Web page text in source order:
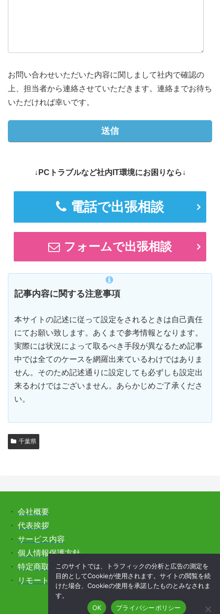
お問い合わせいただいた内容に関しまして社内で確認の
上、担当者から連絡させていただきます。連絡までお待ち
いただければ幸いです。
↓PCトラブルなど社内IT環境にお困りなら↓
電話で出張相談
フォームで出張相談
記事内容に関する注意事項
本サイトの記述に従って設定をされるときは自己責任
にてお願い致します。あくまで参考情報となります。
実際には状況によって取るべき手段が異なるため記事
中では全てのケースを網羅出来ているわけではありま
せん。そのため記述通りに設定しても必ずしも設定出
来るわけではございません。あらかじめご了承くださ
い。
千葉県
・ 会社概要
・ 代表挨拶
・ サービス内容
・ 個人情報保護方針
・ 特定商取引法に基づく表記
・
リモートサポートをご希望の方はこちら
このサイトでは、トラフィックの分析と広告の測定を
目的としてCookieが使用されます。サイトの閲覧を続
けた場合、Cookieの使用を承諾したものとみなされま
す。
OK
プライバシーポリシー